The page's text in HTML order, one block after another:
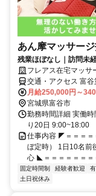
あん摩マッサー
残業ほぼなし｜訪問未
フレアス在宅マッサ
交通・アクセス 富
月給250,000円～
宮城県富谷市
勤務時間詳細 実働
り20日 9:00~18:00
仕事内容 ◤＝＝＝＝
ぼ定時） 1日10名前
心 ◣＝＝＝＝＝＝＝
固定時間制 経験者歓迎
土日祝休み